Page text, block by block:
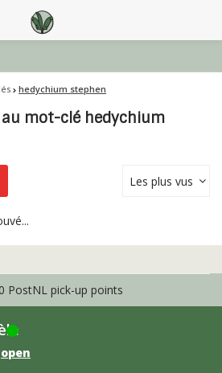
hedychium stephen
au mot-clé hedychium
Les plus vus
PostNL pick-up points
open